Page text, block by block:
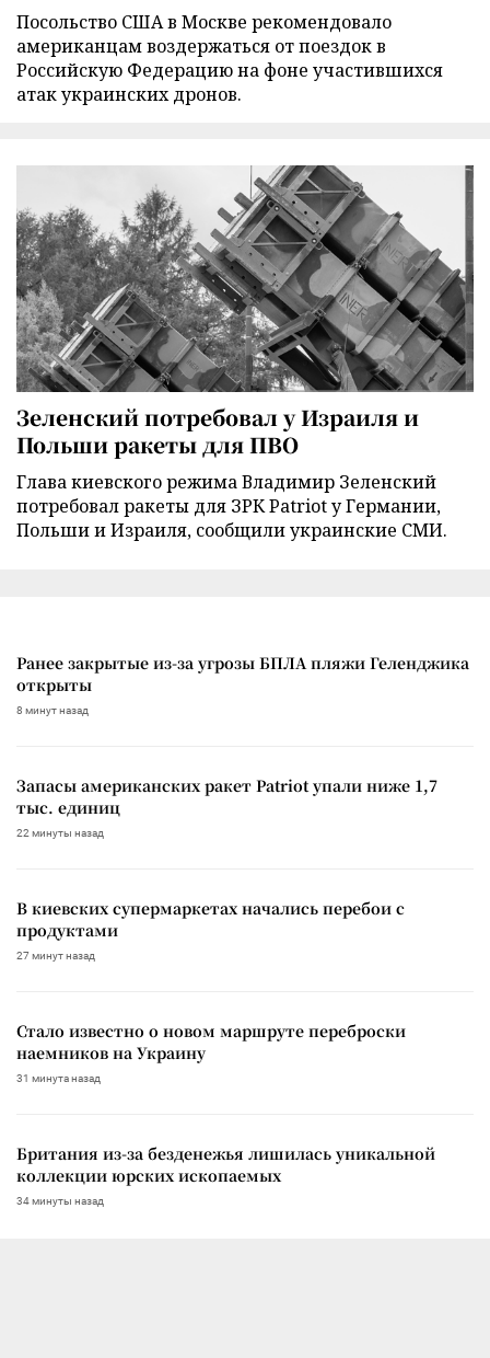
Посольство США в Москве рекомендовало
американцам воздержаться от поездок в
Российскую Федерацию на фоне участившихся
атак украинских дронов.
Зеленский потребовал у Израиля и
Польши ракеты для ПВО
Глава киевского режима Владимир Зеленский
потребовал ракеты для ЗРК Patriot у Германии,
Польши и Израиля, сообщили украинские СМИ.
Ранее закрытые из-за угрозы БПЛА пляжи Геленджика
открыты
8 минут назад
Запасы американских ракет Patriot упали ниже 1,7
тыс. единиц
22 минуты назад
В киевских супермаркетах начались перебои с
продуктами
27 минут назад
Стало известно о новом маршруте переброски
наемников на Украину
31 минута назад
Британия из-за безденежья лишилась уникальной
коллекции юрских ископаемых
34 минуты назад